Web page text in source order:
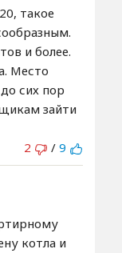
такое
и более.
Место
сих пор
зайти
2
/ 9
котла и